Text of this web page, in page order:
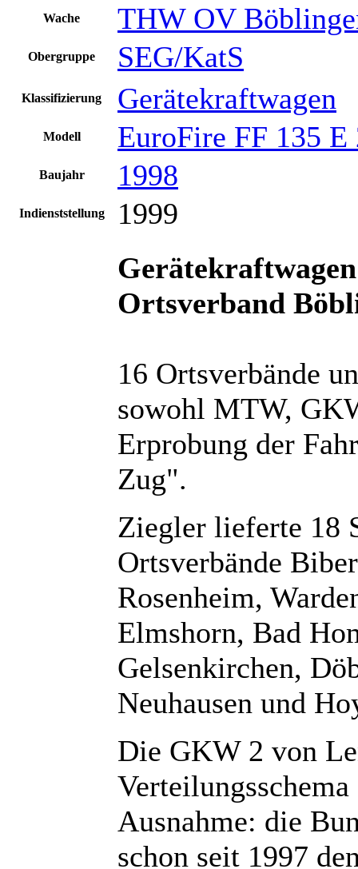
Wache THW OV
Obergruppe SEG/KatS
Klassifizierung Gerätekraftwagen
Modell EuroFire FF 135 E
Baujahr 1998
Indienststellung
1999
Ortsverband
16 Ortsverbände
sowohl MTW,
Erprobung der
Zug".
Ziegler lieferte 18
Ortsverbände
Rosenheim,
Elmshorn, Bad
Gelsenkirchen,
Neuhausen und
Die GKW 2 von
Ausnahme: die
schon seit 1997